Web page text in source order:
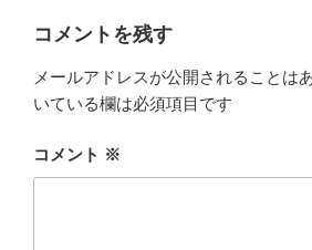
コメントを残す
メールアドレスが公開されることは
いている欄は必須項目です
コメント ※